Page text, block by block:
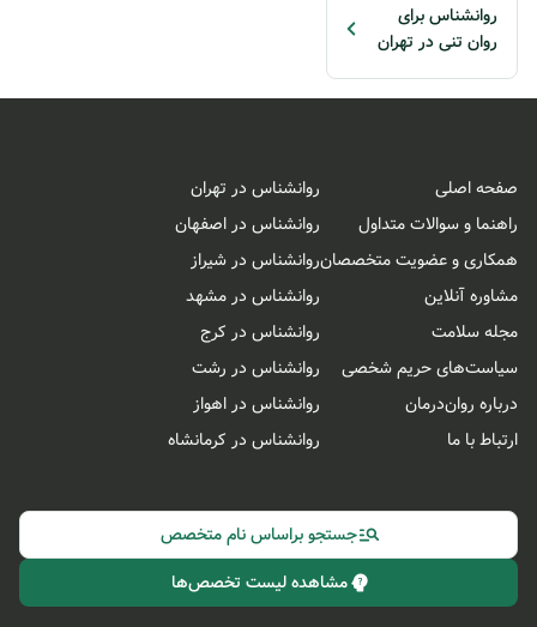
روانشناس برای
روان تنی در تهران
صفحه اصلی
راهنما و سوالات متداول
همکاری و عضویت متخصصان
مشاوره آنلاین
مجله سلامت
سیاست‌های حریم شخصی
درباره روان‌درمان
ارتباط با ما
روانشناس در تهران
روانشناس در اصفهان
روانشناس در شیراز
روانشناس در مشهد
روانشناس در کرج
روانشناس در رشت
روانشناس در اهواز
روانشناس در کرمانشاه
جستجو براساس نام متخصص
مشاهده لیست تخصص‌ها